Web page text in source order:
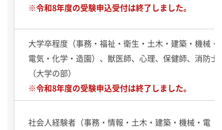
※令和8年度の受験申込受付は終了しました。
大学卒程度（事務・福祉・衛生・土木・建築・機械・
電気・化学・造園）、獣医師、心理、保健師、消防士
（大学の部）
※令和8年度の受験申込受付は終了しました。
社会人経験者（事務・情報・土木・建築・機械・電